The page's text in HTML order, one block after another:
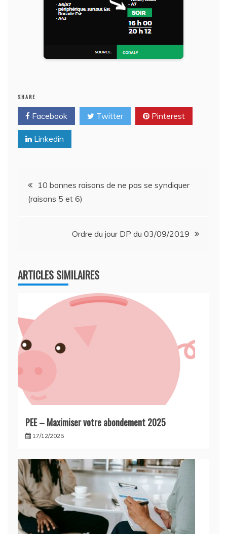
SHARE
Facebook Twitter Pinterest
Linkedin
Navigation
de
10 bonnes raisons de ne pas se syndiquer
(raisons 5 et 6)
Ordre du jour DP du 03/09/2019
ARTICLES SIMILAIRES
PEE – Maximiser votre abondement 2025
17/12/2025